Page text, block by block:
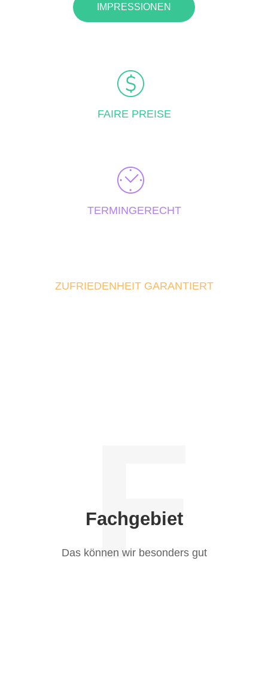
IMPRESSIONEN
FAIRE PREISE
TERMINGERECHT
ZUFRIEDENHEIT GARANTIERT
F
Fachgebiet
Das können wir besonders gut